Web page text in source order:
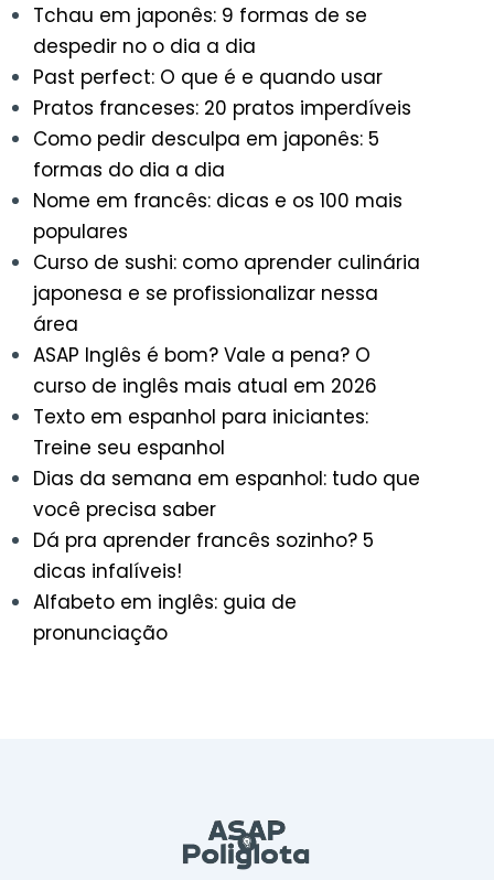
Tchau em japonês: 9 formas de se
despedir no o dia a dia
Past perfect: O que é e quando usar
Pratos franceses: 20 pratos imperdíveis
Como pedir desculpa em japonês: 5
formas do dia a dia
Nome em francês: dicas e os 100 mais
populares
Curso de sushi: como aprender culinária
japonesa e se profissionalizar nessa
área
ASAP Inglês é bom? Vale a pena? O
curso de inglês mais atual em 2026
Texto em espanhol para iniciantes:
Treine seu espanhol
Dias da semana em espanhol: tudo que
você precisa saber
Dá pra aprender francês sozinho? 5
dicas infalíveis!
Alfabeto em inglês: guia de
pronunciação